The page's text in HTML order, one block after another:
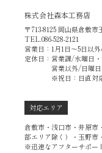
株式会社森本工務店
〒713-8125 岡山県倉敷市
TEL.086-528-2121
営業日：1月1日～5日以
定休日：営業課/水曜日
営業以外/日曜
※祝日：日直対
対応エリア
倉敷市・浅口市・井原市
部エリア除く）・玉野市
※迅速なアフターサポー